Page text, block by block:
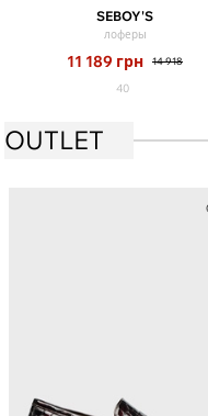
SEBOY'S
лоферы
11 189 грн 14 918
40
OUTLET